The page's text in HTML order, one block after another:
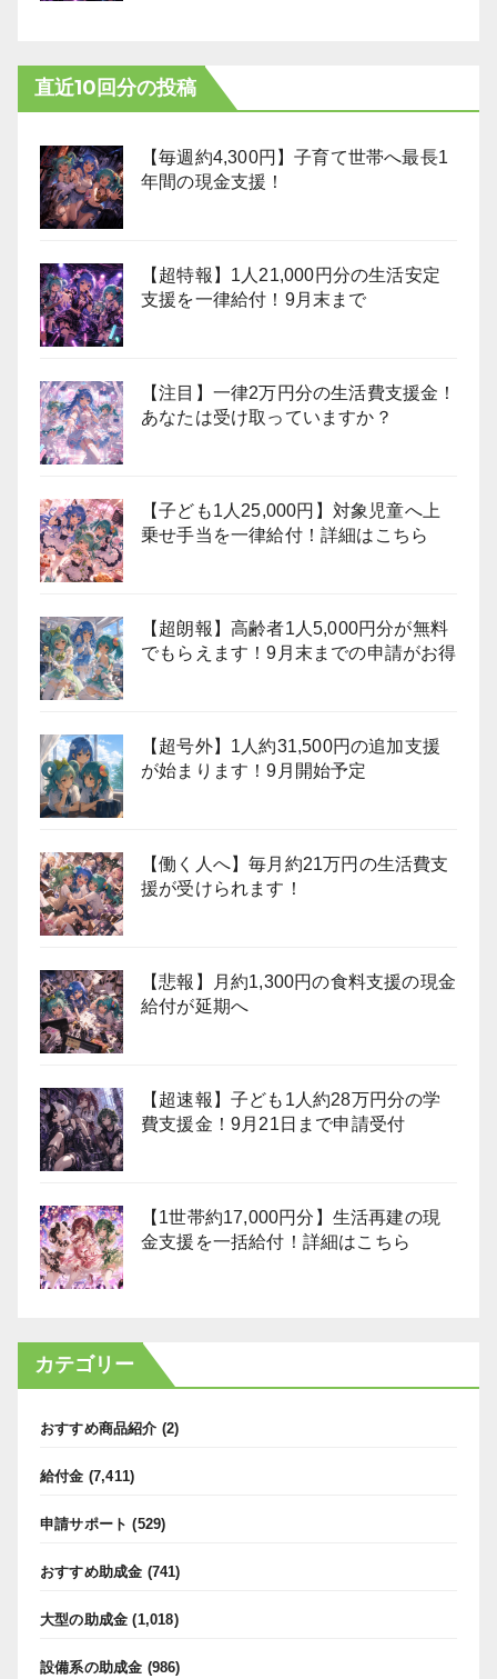
直近10回分の投稿
【毎週約4,300円】子育て世帯へ最長1
年間の現金支援！
【超特報】1人21,000円分の生活安定
支援を一律給付！9月末まで
【注目】一律2万円分の生活費支援金！
あなたは受け取っていますか？
【子ども1人25,000円】対象児童へ上
乗せ手当を一律給付！詳細はこちら
【超朗報】高齢者1人5,000円分が無料
でもらえます！9月末までの申請がお得
【超号外】1人約31,500円の追加支援
が始まります！9月開始予定
【働く人へ】毎月約21万円の生活費支
援が受けられます！
【悲報】月約1,300円の食料支援の現金
給付が延期へ
【超速報】子ども1人約28万円分の学
費支援金！9月21日まで申請受付
【1世帯約17,000円分】生活再建の現
金支援を一括給付！詳細はこちら
カテゴリー
おすすめ商品紹介 (2)
給付金 (7,411)
申請サポート (529)
おすすめ助成金 (741)
大型の助成金 (1,018)
設備系の助成金 (986)